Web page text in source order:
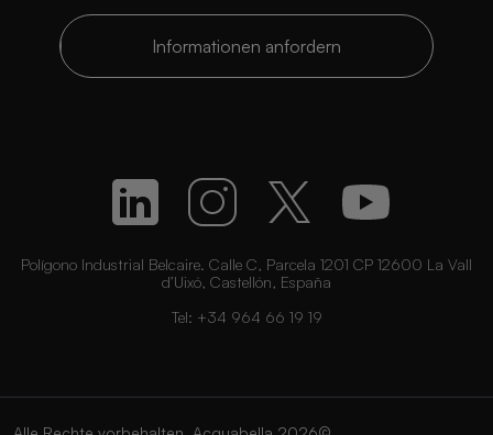
Informationen anfordern
Polígono Industrial Belcaire. Calle C, Parcela 1201 CP 12600 La Vall
d’Uixó, Castellón, España
Tel: +34 964 66 19 19